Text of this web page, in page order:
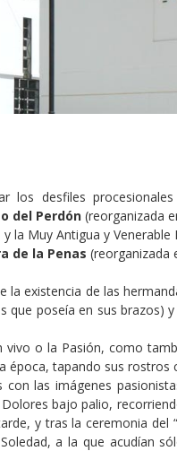
los desfiles
del Perdón(reorganizada
la Muy Antigua y Venerable
de la Penas (reorganizada
existencia de las
que poseía en sus brazos)
o la Pasión, como
época, tapando sus rostros
las imágenes
bajo palio,
y tras la ceremonia del
a la que acudían